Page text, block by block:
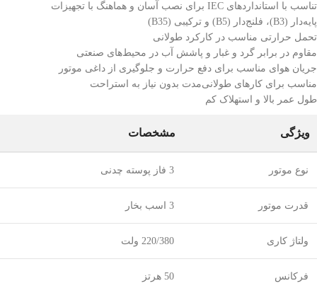
تناسب با استانداردهای IEC برای نصب آسان و هماهنگ با تجهیزات
پایه‌دار (B3)، فلنج‌دار (B5) و ترکیبی (B35)
تحمل حرارتی مناسب در کارکرد طولانی
مقاوم در برابر گرد و غبار و پاشش آب در محیط‌های صنعتی
جریان هوای مناسب برای دفع حرارت و جلوگیری از داغی موتور
مناسب برای کارهای طولانی‌مدت بدون نیاز به استراحت
طول عمر بالا و استهلاک کم
ویژگی مشخصات
نوع موتور 3 فاز پوسته چدنی
قدرت موتور 3 اسب بخار
ولتاژ کاری 220/380 ولت
فرکانس 50 هرتز